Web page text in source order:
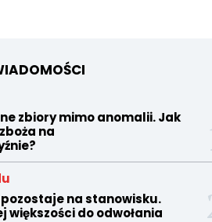
zbiory mimo anomalii. Jak
na
na stanowisku.
większości do odwołania